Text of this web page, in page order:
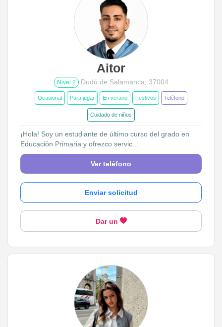
Aitor
Nivel 2 Dudú de Salamanca, 37004
Ocasional Para jugar En verano Festivos Teléfono
Cuidado de niños
¡Hola! Soy un estudiante de último curso del grado en
Educación Primaria y ofrezco servic...
Ver teléfono
Enviar solicitud
Dar un